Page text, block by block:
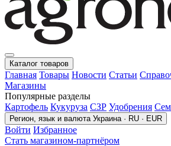
Каталог товаров
Главная Товары Новости Статьи
Магазины
Популярные разделы
Картофель Кукуруза СЗР Удобрения
Регион, язык и валюта Украина · RU · EUR
Войти Избранное
Стать магазином-партнёром